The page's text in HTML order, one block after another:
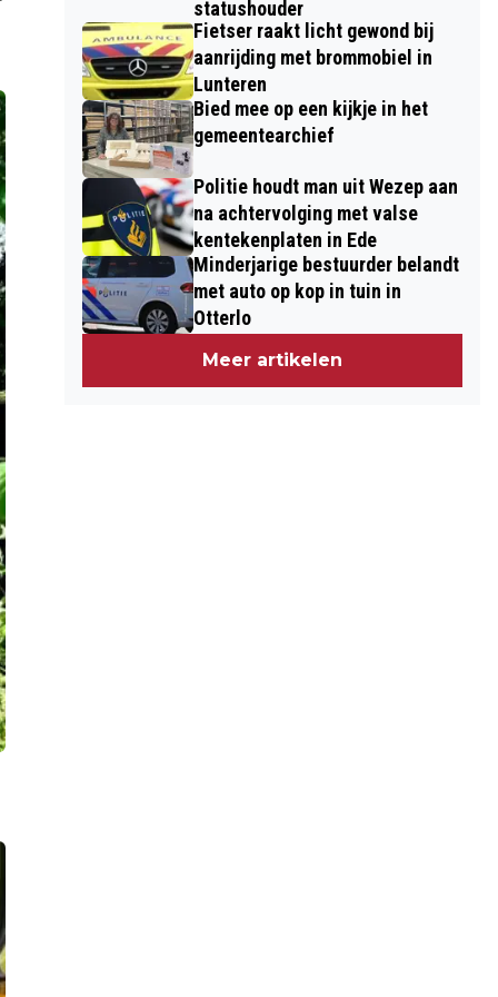
statushouder
Fietser raakt licht gewond bij
aanrijding met brommobiel in
Lunteren
Bied mee op een kijkje in het
gemeentearchief
Politie houdt man uit Wezep aan
na achtervolging met valse
kentekenplaten in Ede
Minderjarige bestuurder belandt
met auto op kop in tuin in
Otterlo
Meer artikelen